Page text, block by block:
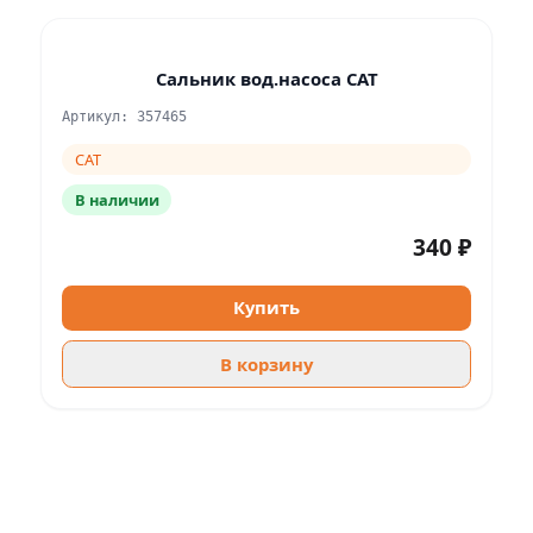
Сальник вод.насоса CAT
Артикул: 357465
CAT
В наличии
340 ₽
Купить
В корзину